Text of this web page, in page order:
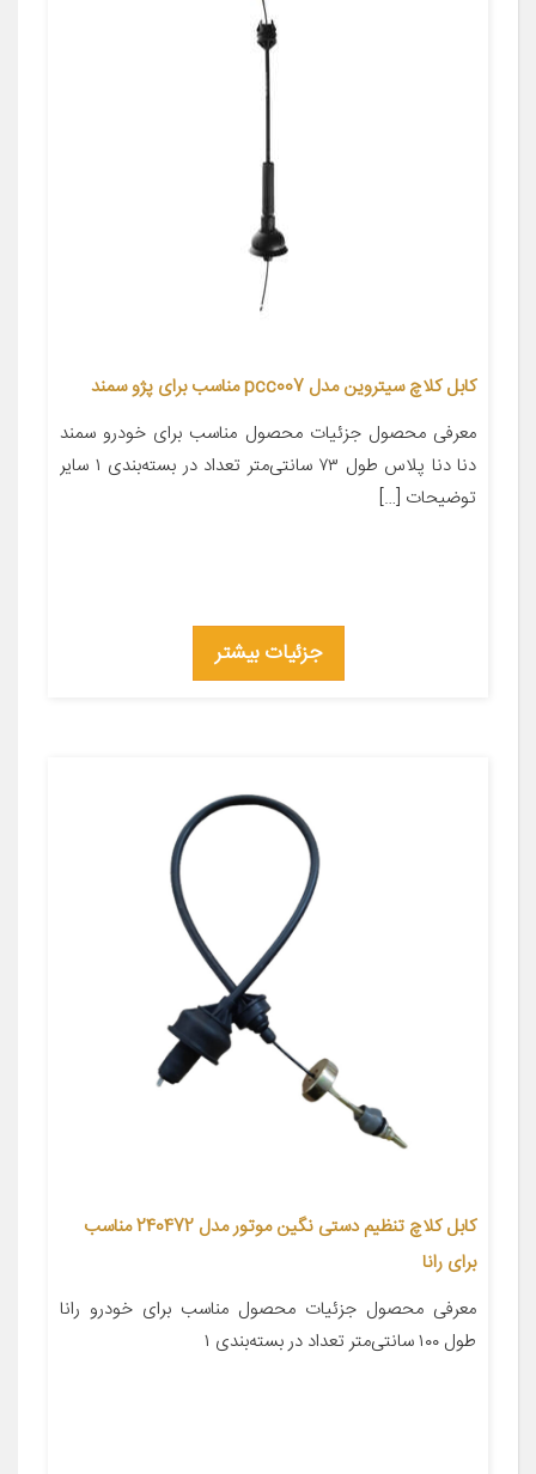
کابل کلاچ سیتروین مدل pcc007 مناسب برای پژو سمند
معرفی محصول جزئیات محصول مناسب برای خودرو سمند
دنا دنا پلاس طول ۷۳ سانتی‌متر تعداد در بسته‌بندی ۱ سایر
توضیحات […]
جزئیات بیشتر
کابل کلاچ تنظیم دستی نگین موتور مدل 240472 مناسب
برای رانا
معرفی محصول جزئیات محصول مناسب برای خودرو رانا
طول ۱۰۰ سانتی‌متر تعداد در بسته‌بندی ۱